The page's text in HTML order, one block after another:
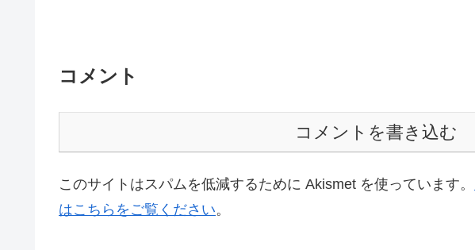
コメント
コメントを書き込む
このサイトはスパムを低減するために Akismet を使っています。
はこちらをご覧ください。